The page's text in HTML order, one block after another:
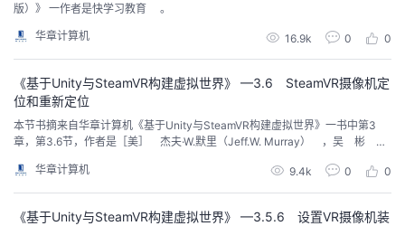
版）》 一作者是快学习教育 。
华章计算机 16.9k 0 0
《基于Unity与SteamVR构建虚拟世界》 —3.6 SteamVR摄像机定
位和重新定位
本节书摘来自华章计算机《基于Unity与SteamVR构建虚拟世界》一书中第3
章，第3.6节，作者是［美］ 杰夫·W.默里（Jeff.W. Murray） ，吴 彬
华章计算机
9.4k 0 0
《基于Unity与SteamVR构建虚拟世界》 —3.5.6 设置VR摄像机装